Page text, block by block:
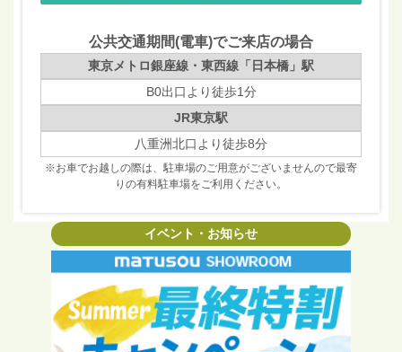
公共交通期間(電車)でご来店の場合
東京メトロ銀座線・東西線「日本橋」駅
B0出口より徒歩1分
JR東京駅
八重洲北口より徒歩8分
※お車でお越しの際は、駐車場のご用意がございませんので最寄
りの有料駐車場をご利用ください。
イベント・お知らせ